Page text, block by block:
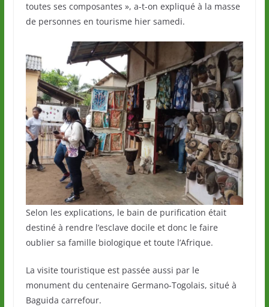
toutes ses composantes », a-t-on expliqué à la masse
de personnes en tourisme hier samedi.
Selon les explications, le bain de purification était
destiné à rendre l’esclave docile et donc le faire
oublier sa famille biologique et toute l’Afrique.
La visite touristique est passée aussi par le
monument du centenaire Germano-Togolais, situé à
Baguida carrefour.